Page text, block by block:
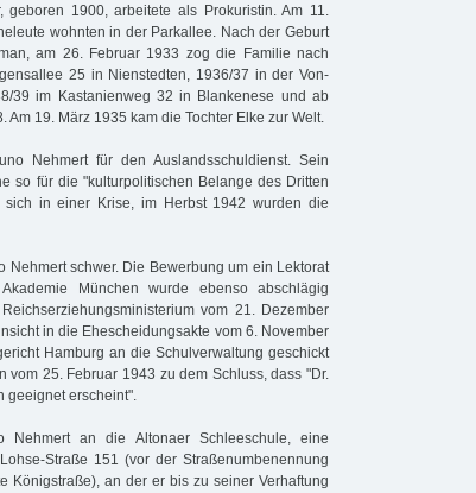
geboren 1900, arbeitete als Prokuristin. Am 11.
wohnten in der Parkallee. Nach der Geburt
am 26. Februar 1933 zog die Familie nach
25 in Nienstedten, 1936/37 in der Von-
39 im Kastanienweg 32 in Blankenese und ab
19. März 1935 kam die Tochter Elke zur Welt.
Nehmert für den Auslandsschuldienst. Sein
so für die "kulturpolitischen Belange des Dritten
sich in einer Krise, im Herbst 1942 wurden die
Nehmert schwer. Die Bewerbung um ein Lektorat
München wurde ebenso abschlägig
vom 21. Dezember
in die Ehescheidungsakte vom 6. November
Hamburg an die Schulverwaltung geschickt
vom 25. Februar 1943 zu dem Schluss, dass "Dr.
geeignet erscheint".
Nehmert an die Altonaer Schleeschule, eine
Straße 151 (vor der Straßenumbenennung
Königstraße), an der er bis zu seiner Verhaftung